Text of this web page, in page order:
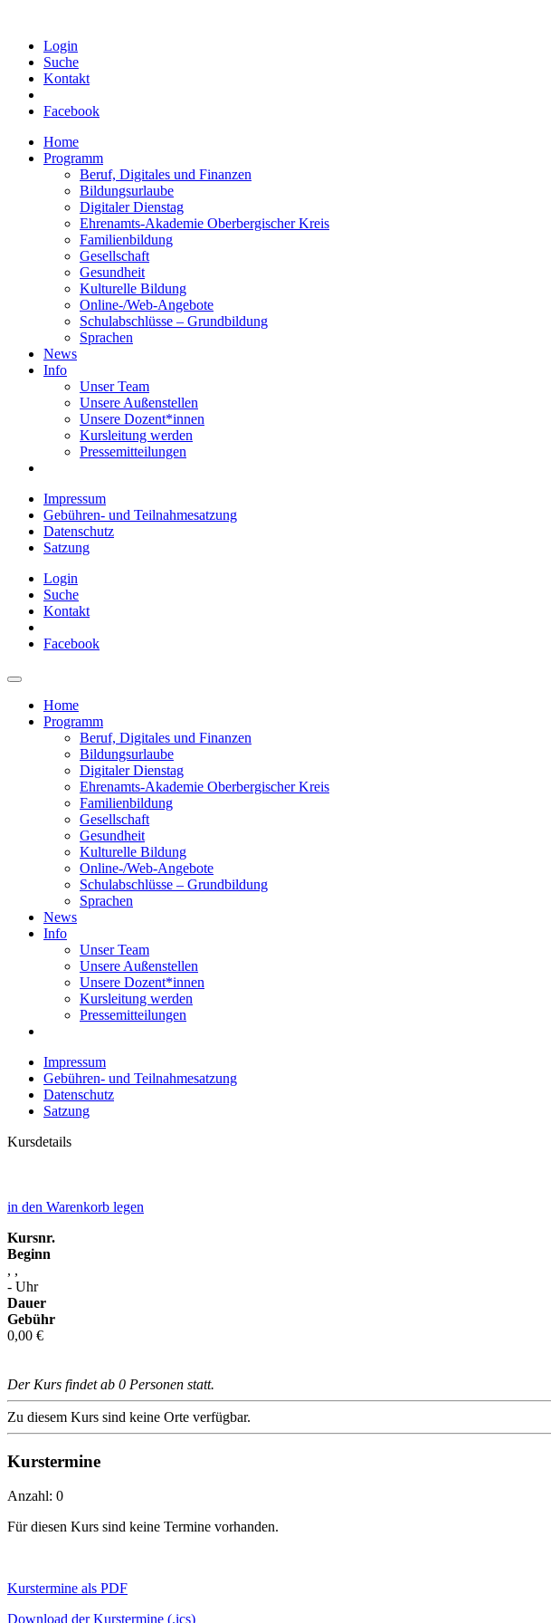
Login
Suche
Kontakt
Facebook
Home
Programm
Beruf, Digitales und Finanzen
Bildungsurlaube
Digitaler Dienstag
Ehrenamts-Akademie Oberbergischer Kreis
Familienbildung
Gesellschaft
Gesundheit
Kulturelle Bildung
Online-/Web-Angebote
Schulabschlüsse – Grundbildung
Sprachen
News
Info
Unser Team
Unsere Außenstellen
Unsere Dozent*innen
Kursleitung werden
Pressemitteilungen
Impressum
Gebühren- und Teilnahmesatzung
Datenschutz
Satzung
Login
Suche
Kontakt
Facebook
Home
Programm
Beruf, Digitales und Finanzen
Bildungsurlaube
Digitaler Dienstag
Ehrenamts-Akademie Oberbergischer Kreis
Familienbildung
Gesellschaft
Gesundheit
Kulturelle Bildung
Online-/Web-Angebote
Schulabschlüsse – Grundbildung
Sprachen
News
Info
Unser Team
Unsere Außenstellen
Unsere Dozent*innen
Kursleitung werden
Pressemitteilungen
Impressum
Gebühren- und Teilnahmesatzung
Datenschutz
Satzung
Kursdetails
in den Warenkorb legen
Kursnr.
Beginn
, ,
- Uhr
Dauer
Gebühr
0,00 €
Der Kurs findet ab 0 Personen statt.
Zu diesem Kurs sind keine Orte verfügbar.
Kurstermine
Anzahl: 0
Für diesen Kurs sind keine Termine vorhanden.
Kurstermine als PDF
Download der Kurstermine (.ics)